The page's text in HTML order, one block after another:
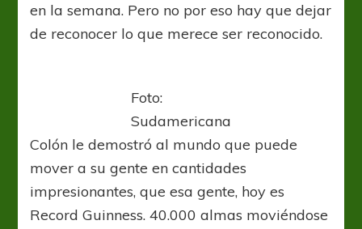
en la semana. Pero no por eso hay que dejar
de reconocer lo que merece ser reconocido.
Foto:
Sudamericana
Colón le demostró al mundo que puede
mover a su gente en cantidades
impresionantes, que esa gente, hoy es
Record Guinness. 40.000 almas moviéndose